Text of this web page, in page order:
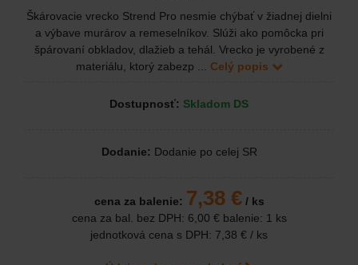
Škárovacie vrecko Strend Pro nesmie chýbať v žiadnej dielni
a výbave murárov a remeselníkov. Slúži ako pomôcka pri
špárovaní obkladov, dlažieb a tehál. Vrecko je vyrobené z
materiálu, ktorý zabezp ... Celý popis
Dostupnosť: Skladom DS
Dodanie: Dodanie po celej SR
cena za balenie: 7,38 €/ ks
cena za bal. bez DPH: 6,00 € balenie: 1 ks
jednotková cena s DPH: 7,38 € / ks